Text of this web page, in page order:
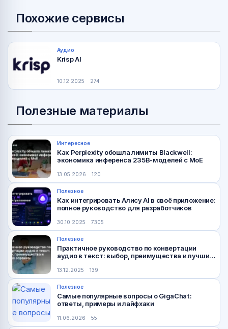
Похожие сервисы
Аудио
Krisp AI
10.12.2025 274
Полезные материалы
Интересное
Как Perplexity обошла лимиты Blackwell:
экономика инференса 235B-моделей с MoE
13.05.2026 120
Полезное
Как интегрировать Алису AI в своё приложение:
полное руководство для разработчиков
30.10.2025 7305
Полезное
Практичное руководство по конвертации
аудио в текст: выбор, преимущества и лучшие
13.12.2025 139
Полезное
Самые популярные вопросы о GigaChat:
ответы, примеры и лайфхаки
11.06.2026 55